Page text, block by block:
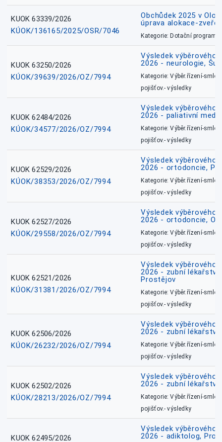
KUOK 63339/2026
KÚOK/136165/2025/OSR/7046
Obchůdek 2025 v
úprava alokace-
Kategorie: Dotační
KUOK 63250/2026
KÚOK/39639/2026/OZ/7994
Výsledek výběrového
2026 - neurologie,
Kategorie: Výběr.řízení-
pojišťov.- výsledky
KUOK 62484/2026
KÚOK/34577/2026/OZ/7994
Výsledek výběrového
2026 - paliativní
Kategorie: Výběr.řízení-
pojišťov.- výsledky
KUOK 62529/2026
KÚOK/38353/2026/OZ/7994
Výsledek výběrového
2026 - ortodoncie,
Kategorie: Výběr.řízení-
pojišťov.- výsledky
KUOK 62527/2026
KÚOK/29558/2026/OZ/7994
Výsledek výběrového
2026 - ortodoncie,
Kategorie: Výběr.řízení-
pojišťov.- výsledky
KUOK 62521/2026
KÚOK/31381/2026/OZ/7994
Výsledek výběrového
2026 - zubní
Prostějov
Kategorie: Výběr.řízení-
pojišťov.- výsledky
KUOK 62506/2026
KÚOK/26232/2026/OZ/7994
Výsledek výběrového
2026 - zubní
Kategorie: Výběr.řízení-
pojišťov.- výsledky
KUOK 62502/2026
KÚOK/28213/2026/OZ/7994
Výsledek výběrového
2026 - zubní
Kategorie: Výběr.řízení-
pojišťov.- výsledky
KUOK 62495/2026
Výsledek výběrového
2026 - adiktolog,